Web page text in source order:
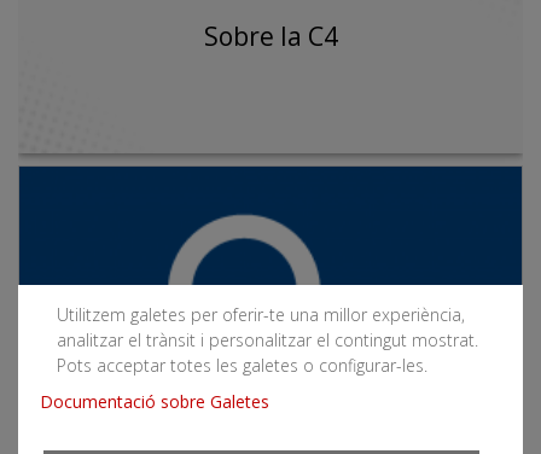
Sobre la C4
Utilitzem galetes per oferir-te una millor experiència,
analitzar el trànsit i personalitzar el contingut mostrat.
Pots acceptar totes les galetes o configurar-les.
Documentació sobre Galetes